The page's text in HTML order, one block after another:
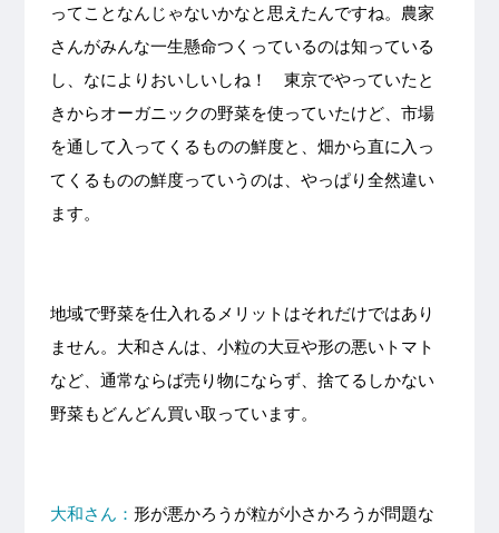
ってことなんじゃないかなと思えたんですね。農家
さんがみんな一生懸命つくっているのは知っている
し、なによりおいしいしね！ 東京でやっていたと
きからオーガニックの野菜を使っていたけど、市場
を通して入ってくるものの鮮度と、畑から直に入っ
てくるものの鮮度っていうのは、やっぱり全然違い
ます。
地域で野菜を仕入れるメリットはそれだけではあり
ません。大和さんは、小粒の大豆や形の悪いトマト
など、通常ならば売り物にならず、捨てるしかない
野菜もどんどん買い取っています。
大和さん： 形が悪かろうが粒が小さかろうが問題な